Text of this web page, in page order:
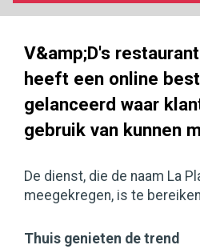
05-
V&amp;D's
heeft een online
gelanceerd waar
gebruik van kunnen
De dienst, die de naam La
meegekregen, is te bereiken
Thuis genieten de trend